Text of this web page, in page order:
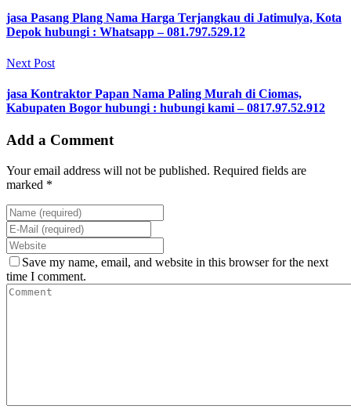
jasa Pasang Plang Nama Harga Terjangkau di Jatimulya, Kota
Depok hubungi : Whatsapp – 081.797.529.12
Next Post
jasa Kontraktor Papan Nama Paling Murah di Ciomas,
Kabupaten Bogor hubungi : hubungi kami – 0817.97.52.912
Add a Comment
Your email address will not be published. Required fields are
marked *
Save my name, email, and website in this browser for the next
time I comment.